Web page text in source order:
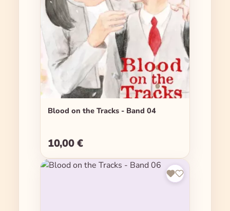
Blood on the Tracks - Band 04
Regulärer Preis:
10,00 €